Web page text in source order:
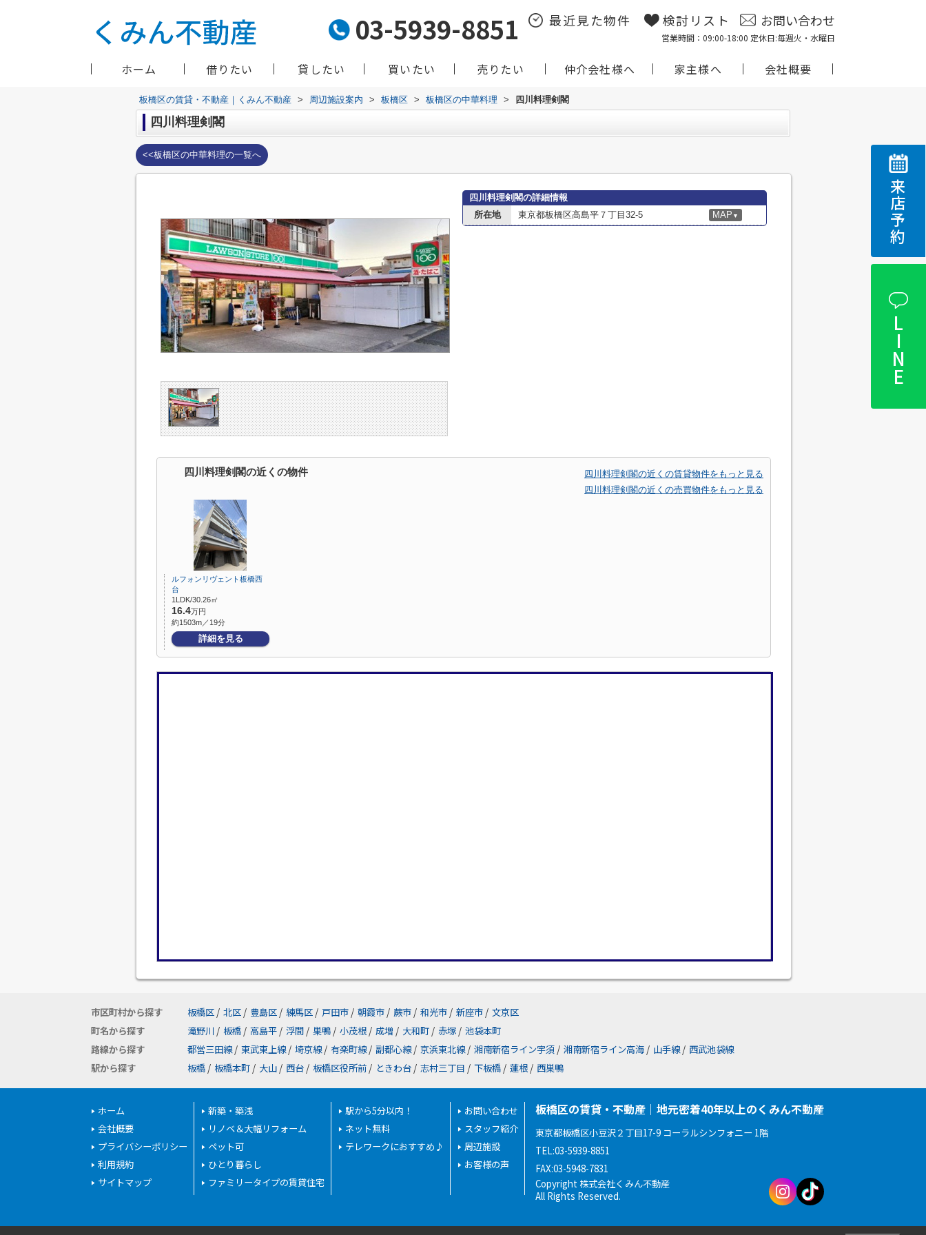
03-5939-8851 最近見た物件 検討リスト お問い合わせ
営業時間：09:00-18:00 定休日:毎週火・水曜日
ホーム 借りたい 貸したい 買いたい 売りたい 仲介会社様へ 家主様へ 会社概要
来店予約
LINE
板橋区の賃貸・不動産｜くみん不動産 > 周辺施設案内 > 板橋区 > 板橋区の中華料理 > 四川料理剣閣
四川料理剣閣
<<板橋区の中華料理の一覧へ
四川料理剣閣の詳細情報
所在地
東京都板橋区高島平７丁目32-5 MAP ▼
四川料理剣閣の近くの物件
四川料理剣閣の近くの賃貸物件をもっと見る
四川料理剣閣の近くの売買物件をもっと見る
ルフォンリヴェント板橋西
台
1LDK/30.26㎡
16.4万円
約1503m／19分
詳細を見る
市区町村から探す 板橋区 / 北区 / 豊島区 / 練馬区 / 戸田市 / 朝霞市 / 蕨市 / 和光市 / 新座市 / 文京区
町名から探す
滝野川 / 板橋 / 高島平 / 浮間 / 巣鴨 / 小茂根 / 成増 / 大和町 / 赤塚 / 池袋本町
路線から探す
都営三田線 / 東武東上線 / 埼京線 / 有楽町線 / 副都心線 / 京浜東北線 / 湘南新宿ライン宇須 / 湘南新宿ライン高海 / 山手線 / 西武池袋線
駅から探す
板橋 / 板橋本町 / 大山 / 西台 / 板橋区役所前 / ときわ台 / 志村三丁目 / 下板橋 / 蓮根 / 西巣鴨
ホーム
会社概要
プライバシーポリシー
利用規約
サイトマップ
新築・築浅
リノベ＆大幅リフォーム
ペット可
ひとり暮らし
ファミリータイプの賃貸住宅
駅から5分以内！
ネット無料
テレワークにおすすめ♪
お問い合わせ
スタッフ紹介
周辺施設
お客様の声
板橋区の賃貸・不動産｜地元密着40年以上のくみん不動産
東京都板橋区小豆沢２丁目17-9 コーラルシンフォニー 1階
TEL:03-5939-8851
FAX:03-5948-7831
Copyright 株式会社くみん不動産
All Rights Reserved.